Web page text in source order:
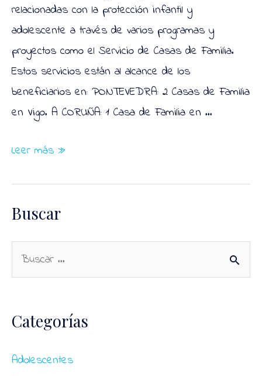
relacionadas con la protección infantil y
adolescente a través de varios programas y
proyectos como el Servicio de Casas de Familia.
Estos servicios están al alcance de los
beneficiarios en: PONTEVEDRA: 2 Casas de Familia
en Vigo. A CORUÑA: 1 Casa de Familia en …
Asociación
Leer más »
Buscar
u
c
r
Categorías
Adolescentes